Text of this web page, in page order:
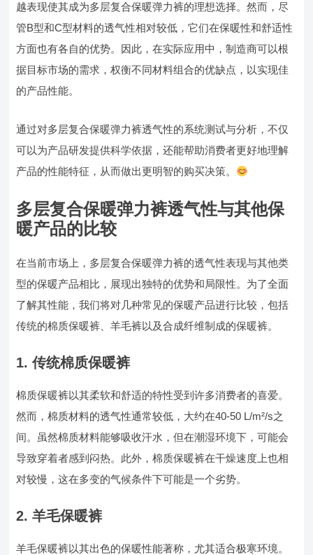
越表现使其成为多层复合保暖弹力裤的理想选择。然而，尽
管B型和C型材料的透气性相对较低，它们在保暖性和舒适性
方面也有各自的优势。因此，在实际应用中，制造商可以根
据目标市场的需求，权衡不同材料组合的优缺点，以实现佳
的产品性能。
通过对多层复合保暖弹力裤透气性的系统测试与分析，不仅
可以为产品研发提供科学依据，还能帮助消费者更好地理解
产品的性能特征，从而做出更明智的购买决策。
多层复合保暖弹力裤透气性与其他保
暖产品的比较
在当前市场上，多层复合保暖弹力裤的透气性表现与其他类
型的保暖产品相比，展现出独特的优势和局限性。为了全面
了解其性能，我们将对几种常见的保暖产品进行比较，包括
传统的棉质保暖裤、羊毛裤以及合成纤维制成的保暖裤。
1. 传统棉质保暖裤
棉质保暖裤以其柔软和舒适的特性受到许多消费者的喜爱。
然而，棉质材料的透气性通常较低，大约在40-50 L/m²/s之
间。虽然棉质材料能够吸收汗水，但在潮湿环境下，可能会
导致穿着者感到闷热。此外，棉质保暖裤在干燥速度上也相
对较慢，这在多变的气候条件下可能是一个劣势。
2. 羊毛保暖裤
羊毛保暖裤以其出色的保暖性能著称，尤其适合极寒环境。